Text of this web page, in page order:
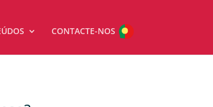
CONTACTE-NOS